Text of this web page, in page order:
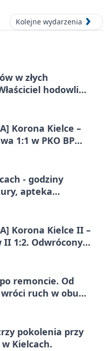
Kolejne wydarzenia
w złych
hodowli
Korona Kielce –
1:1 w PKO BP
- godziny
apteka
Korona Kielce II –
II 1:2. Odwrócony
remoncie. Od
ruch w obu
pokolenia przy
Kielcach.